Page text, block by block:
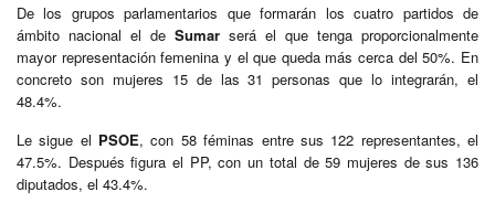
De los grupos parlamentarios que formarán los cuatro partidos de
ámbito nacional el de Sumar será el que tenga proporcionalmente
mayor representación femenina y el que queda más cerca del 50%. En
concreto son mujeres 15 de las 31 personas que lo integrarán, el
48.4%.
Le sigue el PSOE, con 58 féminas entre sus 122 representantes, el
47.5%. Después figura el PP, con un total de 59 mujeres de sus 136
diputados, el 43.4%.